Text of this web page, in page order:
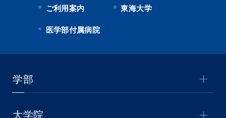
ご利用案内 東海大学
医学部付属病院
学部
大学院